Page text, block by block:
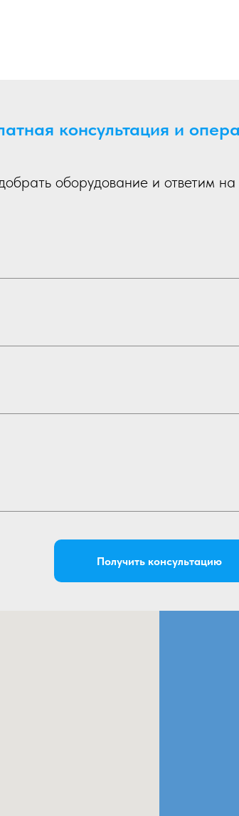
консультация и
оборудование и ответим на
Получить консультацию